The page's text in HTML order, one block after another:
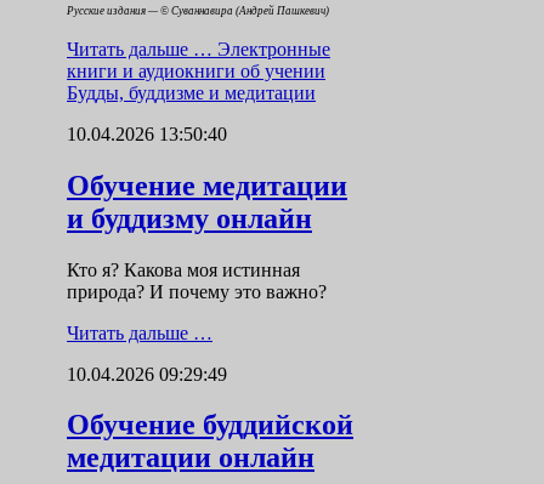
Русские издания — © Суваннавира (Андрей Пашкевич)
Читать дальше … Электронные
книги и аудиокниги об учении
Будды, буддизме и медитации
10.04.2026 13:50:40
Обучение медитации
и буддизму онлайн
Кто я? Какова моя истинная
природа? И почему это важно?
Читать дальше …
10.04.2026 09:29:49
Обучение буддийской
медитации онлайн